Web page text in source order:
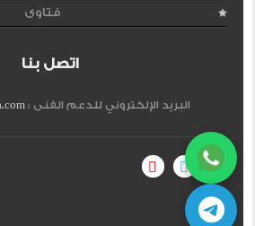
فتاوى
اتصل بنا
البريد الإلكتروني للدعم الفنى :